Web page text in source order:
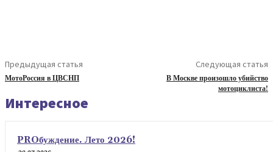
Предыдущая статья
МотоРоссия в ЦВСНП
Следующая статья
В Москве произошло убийство
мотоциклиста!
Интересное
PROбуждение. Лето 2026!